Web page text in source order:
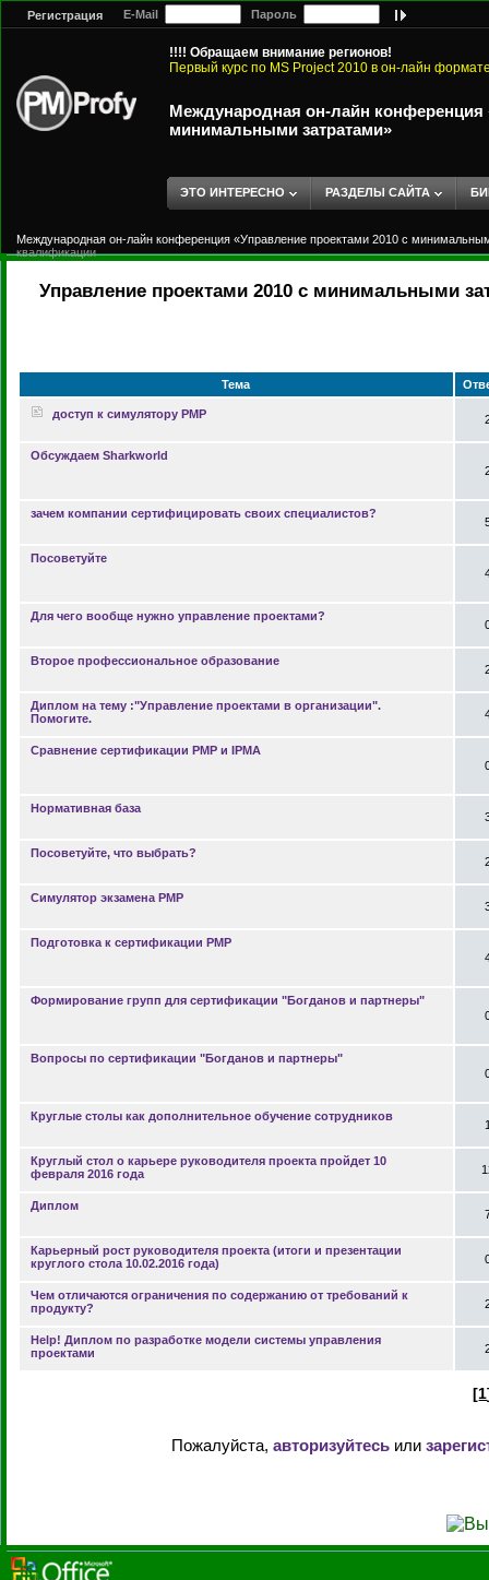
Регистрация E-Mail Пароль
!!!! Обращаем внимание регионов!
Первый курс по MS Project 2010 в он-лайн
Международная он-лайн конференция
минимальными затратами»
ЭТО ИНТЕРЕСНО РАЗДЕЛЫ САЙТА
Международная он-лайн конференция «Управление проектами 2010 с
квалификации
Управление проектами 2010 с минимальными
Тема
доступ к симулятору PMP
Обсуждаем Sharkworld
зачем компании сертифицировать своих специалистов?
Посоветуйте
Для чего вообще нужно управление проектами?
Второе профессиональное образование
Диплом на тему :"Управление проектами в организации".
Помогите.
Сравнение сертификации PMP и IPMA
Нормативная база
Посоветуйте, что выбрать?
Симулятор экзамена PMP
Подготовка к сертификации PMP
Формирование групп для сертификации "Богданов и партнеры"
Вопросы по сертификации "Богданов и партнеры"
Круглые столы как дополнительное обучение сотрудников
Круглый стол о карьере руководителя проекта пройдет 10
февраля 2016 года
Диплом
Карьерный рост руководителя проекта (итоги и презентации
круглого стола 10.02.2016 года)
Чем отличаются ограничения по содержанию от требований к
продукту?
Help! Диплом по разработке модели системы управления
проектами
[1
Пожалуйста,авторизуйтесь или